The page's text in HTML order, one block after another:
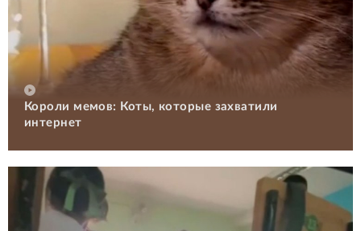
Короли мемов: Коты, которые захватили
интернет